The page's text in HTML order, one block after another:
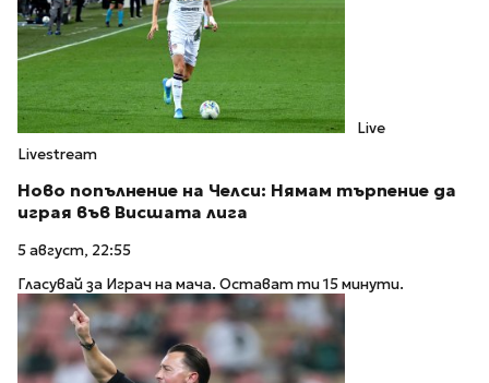
Live
Livestream
Ново попълнение на Челси: Нямам търпение да
играя във Висшата лига
5 август, 22:55
Гласувай за Играч на мача. Остават ти 15 минути.